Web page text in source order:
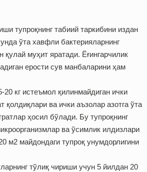
тупроқнинг табиий таркибини издан
ўта хавфли бактерияларнинг
муҳит яратади. Ёғингарчилик
ерости сув манбаларини ҳам
кг истеъмол қилинмайдиган ички
ва ички аъзолар азотга ўта
ҳосил бўлади. Бу тупроқнинг
ва ўсимлик илдизлари
м2 майдондаги тупроқ унумдорлигини
тўлиқ чириши учун 5 йилдан 20